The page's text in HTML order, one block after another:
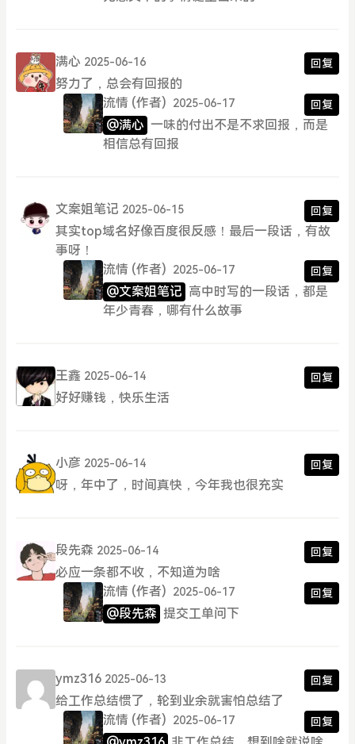
满心 2025-06-16 回复
努力了，总会有回报的
流情 (作者) 2025-06-17 回复
@满心 一味的付出不是不求回报，而是
相信总有回报
文案姐笔记 2025-06-15 回复
其实top域名好像百度很反感！最后一段话，有故
事呀！
流情 (作者) 2025-06-17 回复
@文案姐笔记 高中时写的一段话，都是
年少青春，哪有什么故事
王鑫 2025-06-14 回复
好好赚钱，快乐生活
小彦 2025-06-14 回复
呀，年中了，时间真快，今年我也很充实
段先森 2025-06-14 回复
必应一条都不收，不知道为啥
流情 (作者) 2025-06-17 回复
@段先森 提交工单问下
ymz316 2025-06-13 回复
给工作总结惯了，轮到业余就害怕总结了
流情 (作者) 2025-06-17 回复